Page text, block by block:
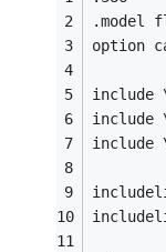
.model
option
include
include
include